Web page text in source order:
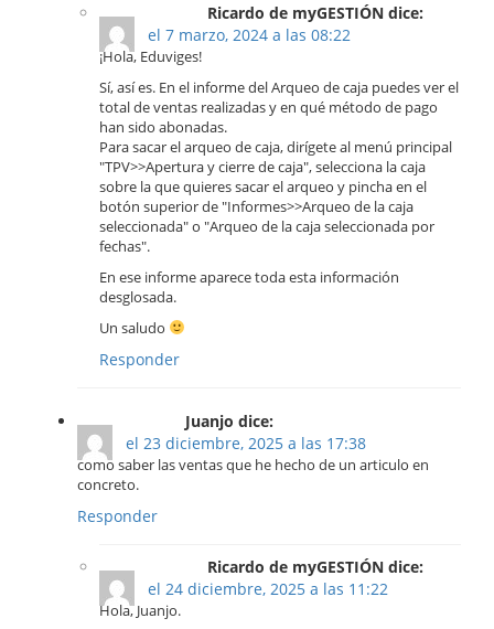
Ricardo de myGESTIÓN dice:
el 7 marzo, 2024 a las 08:22
¡Hola, Eduviges!
Sí, así es. En el informe del Arqueo de caja puedes ver el
total de ventas realizadas y en qué método de pago
han sido abonadas.
Para sacar el arqueo de caja, dirígete al menú principal
"TPV>>Apertura y cierre de caja", selecciona la caja
sobre la que quieres sacar el arqueo y pincha en el
botón superior de "Informes>>Arqueo de la caja
seleccionada" o "Arqueo de la caja seleccionada por
fechas".
En ese informe aparece toda esta información
desglosada.
Un saludo
Responder
Juanjo dice:
el 23 diciembre, 2025 a las 17:38
como saber las ventas que he hecho de un articulo en
concreto.
Responder
Ricardo de myGESTIÓN dice:
el 24 diciembre, 2025 a las 11:22
Hola, Juanjo.